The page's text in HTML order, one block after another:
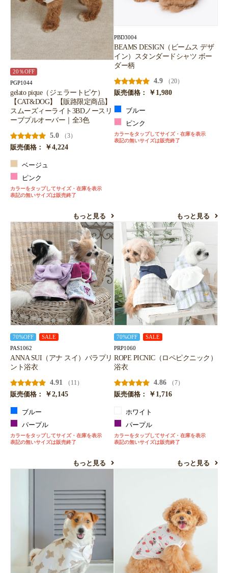
20％OFF
PGP1044
gelato pique（ジェラートピケ）
【CAT&DOG】【販路限定商品】
スムーズィーライト3BDノースリ
ーブプルオーバー｜全3色
5.0
（3）
販売価格：
￥4,224
ベージュ
ピンク
カラーをタップしてサイズ・在庫を表示
表記の無いサイズは販売終了
もっと見る
PBD3004
BEAMS DESIGN（ビームス デザ
イン）スタンダードシャツ ボー
ダー柄
4.9
（20）
販売価格：
￥1,980
ブルー
ピンク
カラーをタップしてサイズ・在庫を表示
表記の無いサイズは販売終了
もっと見る
70%OFF SALE
PAS1062
ANNA SUI（アナ スイ）バラプリ
ント浴衣
4.91
（11）
販売価格：
￥2,145
ブルー
パープル
カラーをタップしてサイズ・在庫を表示
表記の無いサイズは販売終了
もっと見る
70%OFF SALE
PRP1060
ROPE PICNIC（ロペピクニック）
浴衣
4.86
（7）
販売価格：
￥1,716
ホワイト
パープル
カラーをタップしてサイズ・在庫を表示
表記の無いサイズは販売終了
もっと見る
お買い物を続ける カートへ進む